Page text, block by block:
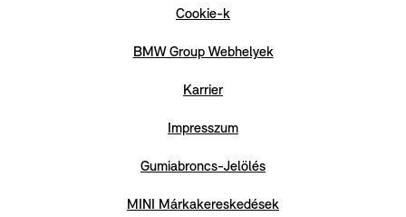
Cookie-k
BMW Group Webhelyek
Karrier
Impresszum
Gumiabroncs-Jelölés
MINI Márkakereskedések